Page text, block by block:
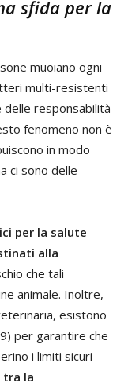
sfida per la
muoiano ogni
multi-resistenti
delle responsabilità
fenomeno non è
in modo
ci sono delle
per la salute
alla
che tali
animale. Inoltre,
esistono
per garantire che
i limiti sicuri
tra la